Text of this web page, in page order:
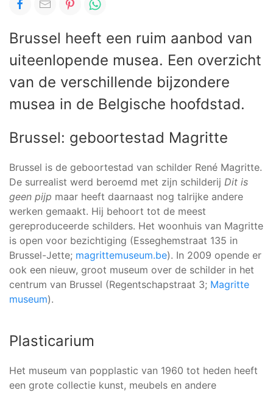
Brussel heeft een ruim aanbod van
uiteenlopende musea. Een overzicht
van de verschillende bijzondere
musea in de Belgische hoofdstad.
Brussel: geboortestad Magritte
Brussel is de geboortestad van schilder René Magritte.
De surrealist werd beroemd met zijn schilderij Dit is
geen pijp maar heeft daarnaast nog talrijke andere
werken gemaakt. Hij behoort tot de meest
gereproduceerde schilders. Het woonhuis van Magritte
is open voor bezichtiging (Esseghemstraat 135 in
Brussel-Jette; magrittemuseum.be). In 2009 opende er
ook een nieuw, groot museum over de schilder in het
centrum van Brussel (Regentschapstraat 3; Magritte
museum).
Plasticarium
Het museum van popplastic van 1960 tot heden heeft
een grote collectie kunst, meubels en andere